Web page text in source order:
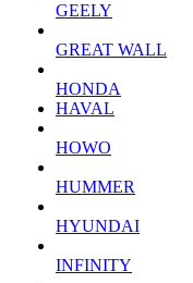
GEELY
GREAT WALL
HONDA
HAVAL
HOWO
HUMMER
HYUNDAI
INFINITY